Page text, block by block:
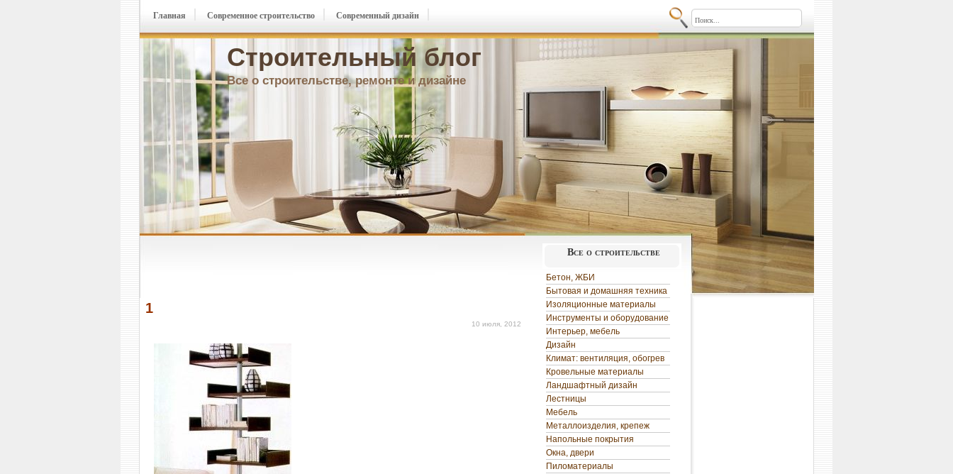
Строительный блог
Все о строительстве, ремонте и дизайне
Главная Современное строительство Современный дизайн
1
10 июля, 2012
Все о строительстве
Бетон, ЖБИ
Бытовая и домашняя техника
Изоляционные материалы
Инструменты и оборудование
Интерьер, мебель
Дизайн
Климат: вентиляция, обогрев
Кровельные материалы
Ландшафтный дизайн
Лестницы
Мебель
Металлоизделия, крепеж
Напольные покрытия
Окна, двери
Пиломатериалы